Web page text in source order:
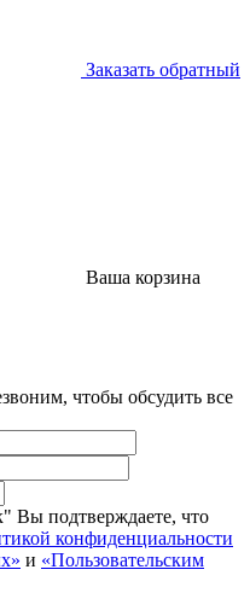
Заказать обратный
Ваша корзина
чтобы обсудить все
Вы подтверждаете, что
конфиденциальности
и «Пользовательским